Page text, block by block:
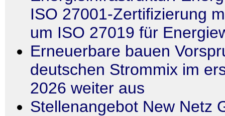
ISO 27001-Zertifizierung
um ISO 27019 für
Erneuerbare bauen
deutschen Strommix im
2026 weiter aus
Stellenangebot New Netz